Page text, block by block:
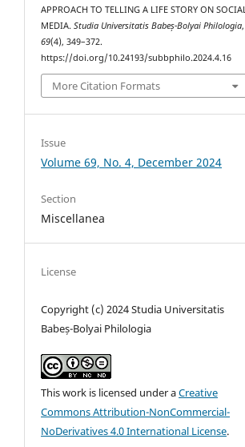
APPROACH TO TELLING A LIFE STORY ON SOCIAL
MEDIA.Studia Universitatis Babeș-Bolyai Philologia,
69(4), 349–372.
https://doi.org/10.24193/subbphilo.2024.4.16
More Citation Formats
Issue
Volume 69, No. 4, December 2024
Section
Miscellanea
License
Copyright (c) 2024 Studia Universitatis
Babeș-Bolyai Philologia
This work is licensed under aCreative
Commons Attribution-NonCommercial-
NoDerivatives 4.0 International License.